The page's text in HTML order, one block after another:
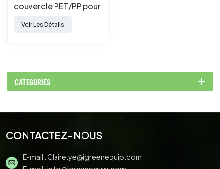
couvercle PET/PP pour
à emporter
Voir Les Détails
CATÉGORIES
CONTACTEZ-NOUS
E-mail :Claire.ye@igreenequip.com